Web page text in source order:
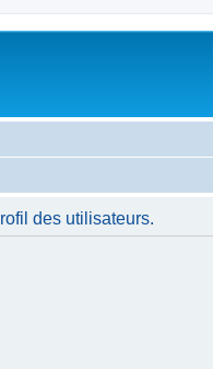
des utilisateurs.